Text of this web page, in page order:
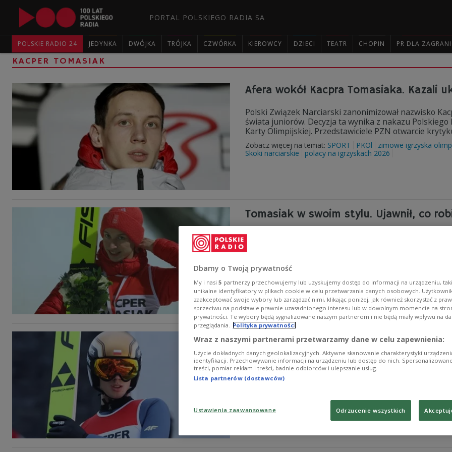
PORTAL POLSKIEGO RADIA SA
POLSKIE RADIO 24 JEDYNKA DWÓJKA TRÓJKA CZWÓRKA KIEROWCY DZIECI TEATR CHOPIN PR DLA
KACPER TOMASIAK
Afera wokół Kacpra Tomasiaka. Kazali
Polski Związek Narciarski zanonimizował nazwisko
świata juniorów. Decyzja ta wynika z nakazu
Karty Olimpijskiej. Przedstawiciele PZN otwarcie
Zobacz więcej na temat: SPORT PKOl zimowe igrzyska
Skoki narciarskie
polacy na igrzyskach 2026
Tomasiak w swoim stylu. Ujawnił, co
Kacper Tomasiak opowiedział o pierwszych dniach
w programie TVN24 przyznał, że odpoczywał i
medalistą z Mediolanu i Cortiny d'Ampezzo kolejne
Lillehammer.
Zobacz więcej na temat: SPORT Skoki narciarskie zimowe
polacy na igrzyskach 2026
Dlatego Tomasiak nie wystąpi w Bad
Kacper Tomasiak nie wystąpi w najbliższych
Trener Maciej Maciusiak ogłosił pięcioosobowy skład
Trzykrotny medalista niedawnych igrzysk olimpijskich
SPORT Skoki narciarskie PŚ w
Dbamy o Twoją prywatność
My i nasi 5 partnerzy przechowujemy lub uzyskujemy dostęp do informacji na urządzeniu,
unikalne identyfikatory w plikach cookie w celu przetwarzania danych osobowych.
zaakceptować swoje wybory lub zarządzać nimi, klikając poniżej, jak również skorzystać z
sprzeciwu na podstawie prawnie uzasadnionego interesu lub w dowolnym momencie na
prywatności. Te wybory będą sygnalizowane naszym partnerom i nie będą miały wpływu na
przeglądania. Polityka prywatności
Wraz z naszymi partnerami przetwarzamy dane w celu zapewnienia:
Użycie dokładnych danych geolokalizacyjnych. Aktywne skanowanie charakterystyki
identyfikacji. Przechowywanie informacji na urządzeniu lub dostęp do nich.
treści, pomiar reklam i treści, badnie odbiorców i ulepszanie usług.
Lista partnerów (dostawców)
Ustawienia zaawansowane Odrzucenie wszystkich